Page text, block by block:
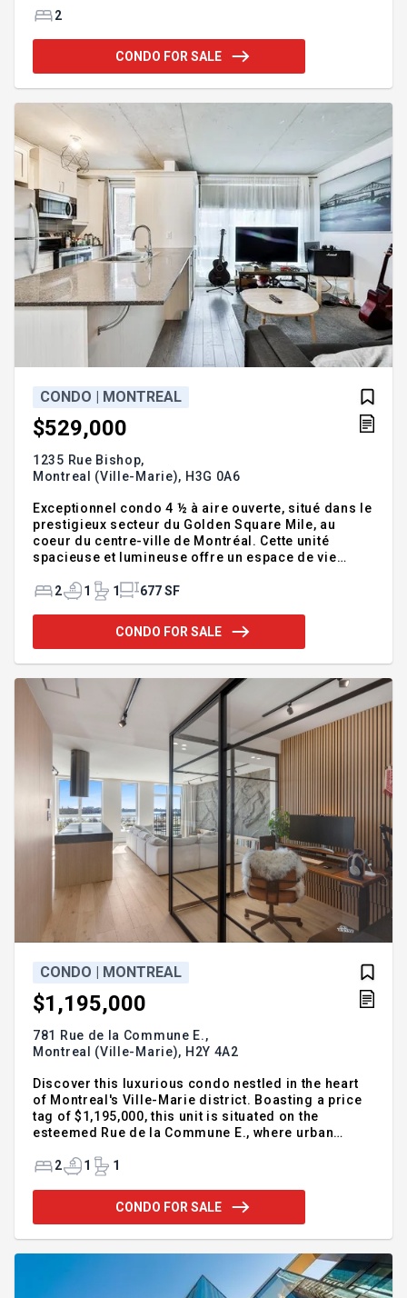
concept ouvert, des planchers de bois franc et de
d'une fenestration pleine hauteur procurant une
abondante luminosité naturelle ainsi que d'un
distance de marche des cafés, restaurants, tran
2
CONDO FOR SALE
CONDO | MONTREAL
$529,000
1235 Rue Bishop,
Montreal (Ville-Marie), H3G 0A6
Exceptionnel condo 4 ½ à aire ouverte, situé dans le
prestigieux secteur du Golden Square Mile, au
coeur du centre-ville de Montréal. Cette unité
spacieuse et lumineuse offre un espace de vie
intérieur chauffé (#56) et espace de rangement
style industriel, ses colonnes de béton apparentes,
ses matériaux haut de gamme et ses planchers de
que d'une laveuse et sécheuse intégrées.
Emplacement exception
2 1 1 677 SF
CONDO FOR SALE
CONDO | MONTREAL
$1,195,000
781 Rue de la Commune E.,
Montreal (Ville-Marie), H2Y 4A2
Discover this luxurious condo nestled in the heart
of Montreal's Ville-Marie district. Boasting a price
tag of $1,195,000, this unit is situated on the
esteemed Rue de la Commune E., where urban
condo features 2 spacious bedrooms and 1
serene living experience. Immerse yourself in a life
of elegance and convenience in one of Montreal's
vibrant cities, your home. Don't miss the chance to
relish this 2000-built treasure's charm.
2 1 1
CONDO FOR SALE